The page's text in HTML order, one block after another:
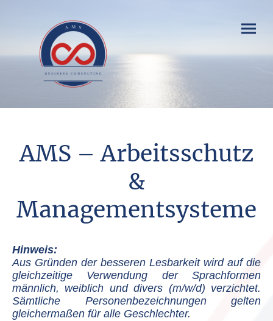
AMS – Arbeitsschutz
&
Managementsysteme
Hinweis:
Aus Gründen der besseren Lesbarkeit wird auf die
gleichzeitige Verwendung der Sprachformen
männlich, weiblich und divers (m/w/d) verzichtet.
Sämtliche Personenbezeichnungen gelten
gleichermaßen für alle Geschlechter.